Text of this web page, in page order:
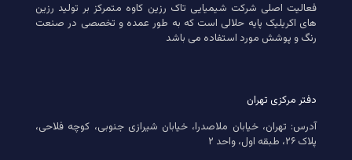
فعالیت اصلی شرکت شیمیایی تاک رزین کاوه متمرکز بر تولید رزین
های اکریلیک پایه حلالی است که به طور عمده و تخصصی در صنعت
رنگ و پوشش مورد استفاده می باشد
دفتر مرکزی تهران
آدرس: تهران، خیابان ملاصدرا، خیابان شیرازی جنوبی، کوچه فلاحی،
پلاک ۲۶، طبقه اول، واحد ۲